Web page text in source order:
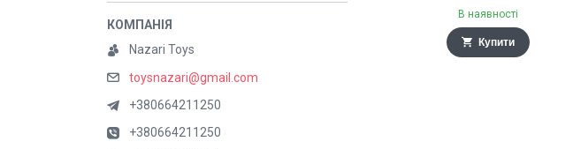
В наявності
Купити
Nazari Toys
toysnazari@gmail.com
+380664211250
+380664211250